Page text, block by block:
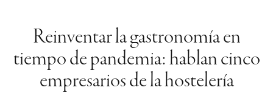
Reinventar la gastronomía en
tiempo de pandemia: hablan cinco
empresarios de la hostelería